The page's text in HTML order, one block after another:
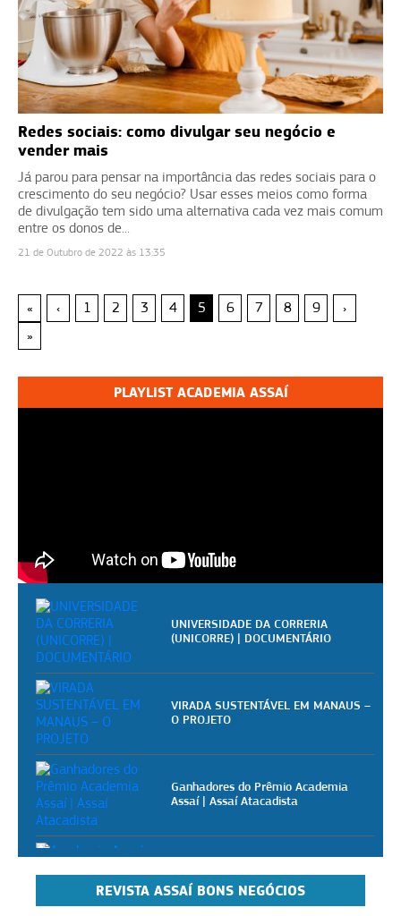
Redes sociais: como divulgar seu negócio e
vender mais
Já parou para pensar na importância das redes sociais para o
crescimento do seu negócio? Usar esses meios como forma
de divulgação tem sido uma alternativa cada vez mais comum
entre os donos de...
21 de Outubro de 2022 às 13:35
« ‹ 1 2 3 4 5 6 7 8 9
›
»
PLAYLIST ACADEMIA ASSAÍ
UNIVERSIDADE DA CORRERIA
(UNICORRE) | DOCUMENTÁRIO
VIRADA SUSTENTÁVEL EM MANAUS –
O PROJETO
Ganhadores do Prêmio Academia
Assaí | Assaí Atacadista
Academia Assaí - Vídeoaulas
gratuitas para pizzaiolos
REVISTA ASSAÍ BONS NEGÓCIOS